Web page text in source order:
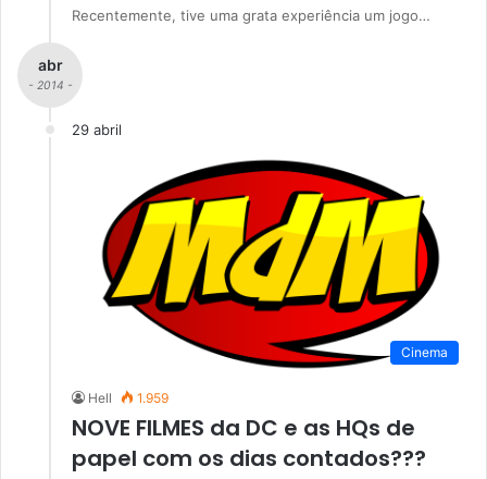
Recentemente, tive uma grata experiência um jogo…
abr
- 2014 -
29 abril
Cinema
Hell 1.959
NOVE FILMES da DC e as HQs de
papel com os dias contados???